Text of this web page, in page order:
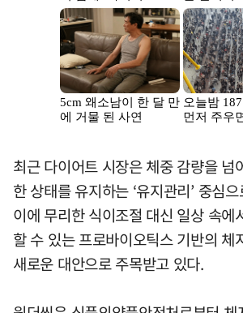
최근 다이어트 시장은 체중 감량을 넘
한 상태를 유지하는 ‘유지관리’ 중심
이에 무리한 식이조절 대신 일상 속에
할 수 있는 프로바이오틱스 기반의 체
새로운 대안으로 주목받고 있다.